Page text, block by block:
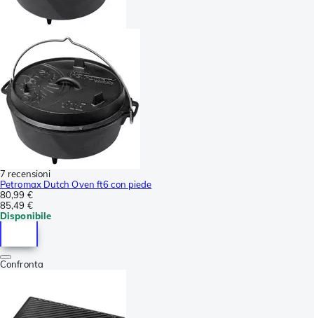
7 recensioni
Petromax Dutch Oven ft6 con piede
80,99 €
85,49 €
Disponibile
Confronta